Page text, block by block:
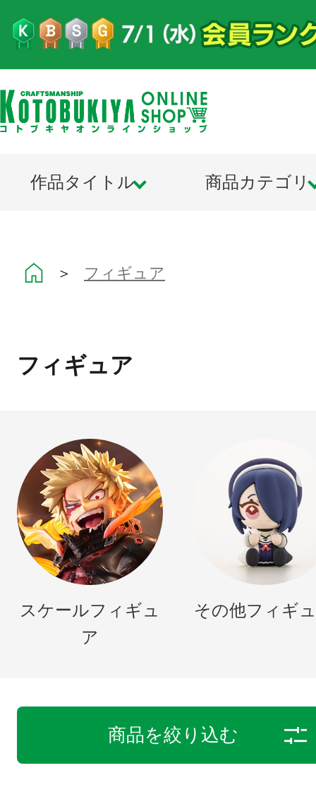
作品タイトル 商品カテゴリ
＞ フィギュア
フィギュア
スケールフィギュ
ア
その他フィギ
商品を絞り込む